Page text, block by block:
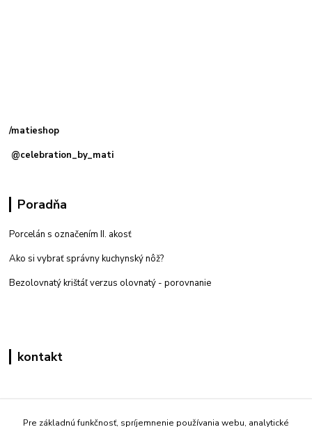
/matieshop
@celebration_by_mati
Poradňa
Porcelán s označením II. akosť
Ako si vybrať správny kuchynský nôž?
Bezolovnatý krištáľ verzus olovnatý - porovnanie
kontakt
+421 908 861 051
Pre základnú funkčnosť, spríjemnenie používania webu, analytické